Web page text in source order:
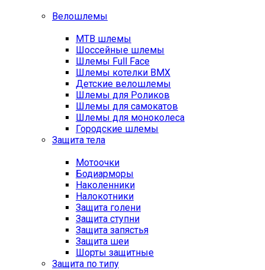
Велошлемы
MTB шлемы
Шоссейные шлемы
Шлемы Full Face
Шлемы котелки BMX
Детские велошлемы
Шлемы для Роликов
Шлемы для самокатов
Шлемы для моноколеса
Городские шлемы
Защита тела
Мотоочки
Бодиарморы
Наколенники
Налокотники
Защита голени
Защита ступни
Защита запястья
Защита шеи
Шорты защитные
Защита по типу